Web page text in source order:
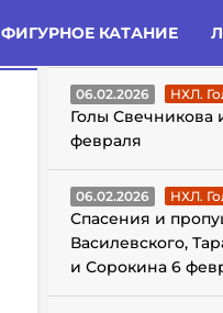
ФИГУРНОЕ КАТАНИЕ
ГОЛЫ С
06.02.2026 НХЛ.
Голы Свечникова
февраля
06.02.2026 НХЛ.
Спасения и
Василевского,
и Сорокина 6